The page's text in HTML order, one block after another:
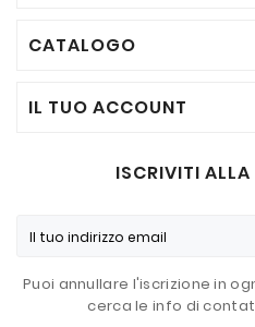
CATALOGO
IL TUO ACCOUNT
ISCRIVITI ALLA
Puoi annullare l'iscrizione in
cerca le info di